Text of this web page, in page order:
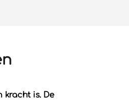
kracht is. De